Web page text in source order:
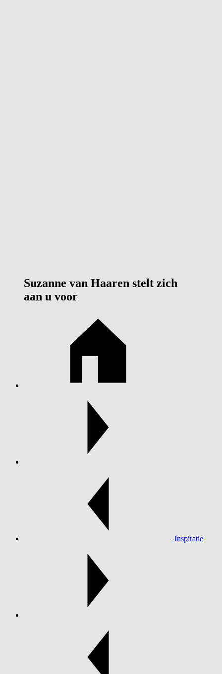
Suzanne van Haaren stelt zich
aan u voor
Inspiratie